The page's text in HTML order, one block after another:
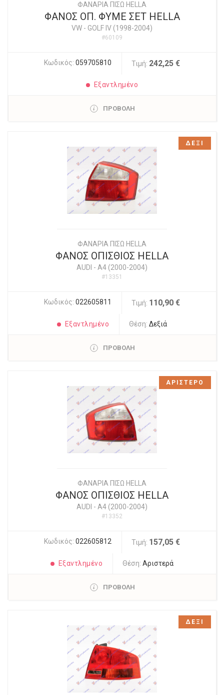
ΦΑΝΑΡΙΑ ΠΙΣΩ HELLA
ΦΑΝΟΣ ΟΠ. ΦΥΜΕ ΣΕΤ HELLA
VW - GOLF IV (1998-2004)
#60109
Κωδικός: 059705810 Τιμή: 242,25 €
Εξαντλημένο
ΠΡΟΒΟΛΗ
ΦΑΝΑΡΙΑ ΠΙΣΩ HELLA
ΦΑΝΟΣ ΟΠΙΣΘΙΟΣ HELLA
AUDI - A4 (2000-2004)
#13351
Κωδικός: 022605811 Τιμή: 110,90 €
Εξαντλημένο Θέση:Δεξιά
ΠΡΟΒΟΛΗ
ΔΕΞΙ
ΦΑΝΑΡΙΑ ΠΙΣΩ HELLA
ΦΑΝΟΣ ΟΠΙΣΘΙΟΣ HELLA
AUDI - A4 (2000-2004)
#13352
Κωδικός: 022605812 Τιμή: 157,05 €
Εξαντλημένο Θέση:Αριστερά
ΠΡΟΒΟΛΗ
ΑΡΙΣΤΕΡΟ
ΔΕΞΙ